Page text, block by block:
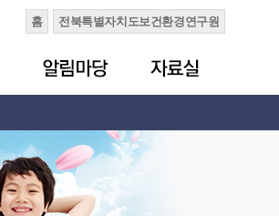
홈 전북특별자치도보건환경연구원